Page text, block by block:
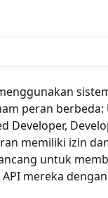
peran berbeda:
Developer,
memiliki izin
untuk
mereka